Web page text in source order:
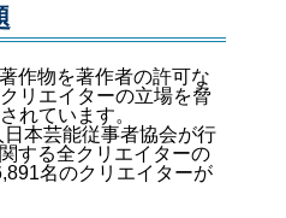
作物を著作者の許可な
リエイターの立場を脅
れています。
本芸能従事者協会が行
する全クリエイターの
名のクリエイターが